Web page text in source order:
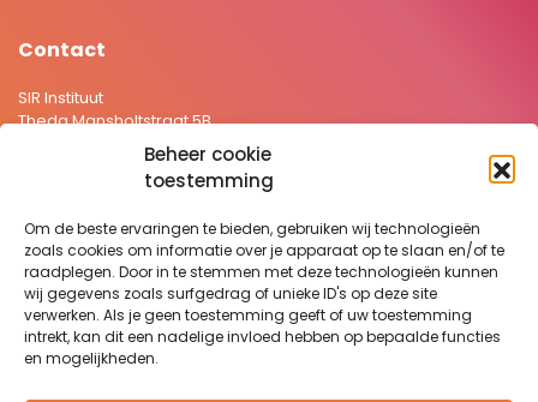
Beheer cookie
toestemming
Om de beste ervaringen te bieden, gebruiken wij technologieën
zoals cookies om informatie over je apparaat op te slaan en/of te
raadplegen. Door in te stemmen met deze technologieën kunnen
wij gegevens zoals surfgedrag of unieke ID's op deze site
verwerken. Als je geen toestemming geeft of uw toestemming
intrekt, kan dit een nadelige invloed hebben op bepaalde functies
en mogelijkheden.
Contact
SIR Instituut
Theda Mansholtstraat 5B
2331 JE Leiden Nederland
+31 71 5766157
secretariaat@sirstevenshof.nl
>Privacyverklaring
>Disclaimer
Website:Remy Jacobs
Nieuwsbrief